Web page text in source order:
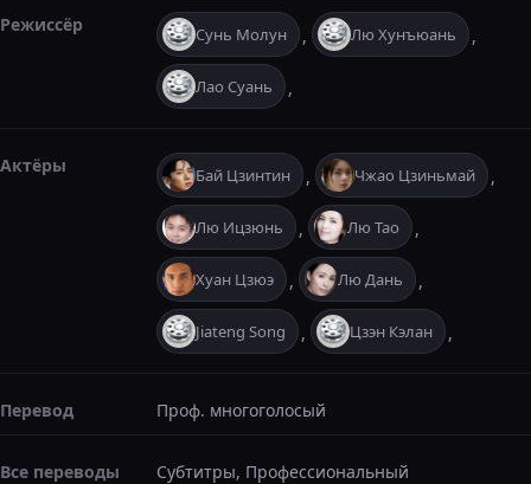
Режиссёр Сунь Молун , Лю Хунъюань ,
Лао Суань ,
Актёры Бай Цзинтин , Чжао Цзиньмай ,
Лю Ицзюнь , Лю Тао ,
Хуан Цзюэ , Лю Дань ,
Jiateng Song , Цзэн Кэлан ,
Перевод Проф. многоголосый
Все переводы
Субтитры, Профессиональный